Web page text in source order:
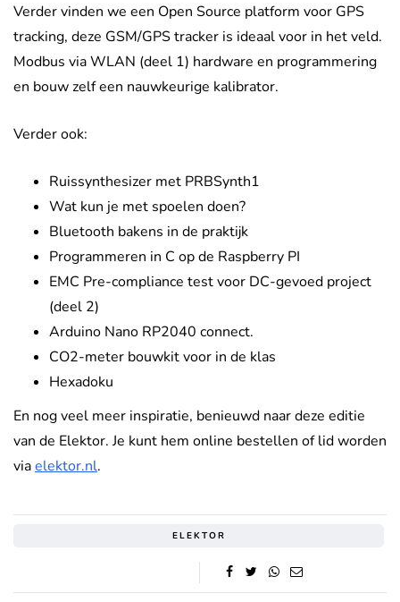
Verder vinden we een Open Source platform voor GPS
tracking, deze GSM/GPS tracker is ideaal voor in het veld.
Modbus via WLAN (deel 1) hardware en programmering
en bouw zelf een nauwkeurige kalibrator.
Verder ook:
Ruissynthesizer met PRBSynth1
Wat kun je met spoelen doen?
Bluetooth bakens in de praktijk
Programmeren in C op de Raspberry PI
EMC Pre-compliance test voor DC-gevoed project
(deel 2)
Arduino Nano RP2040 connect.
CO2-meter bouwkit voor in de klas
Hexadoku
En nog veel meer inspiratie, benieuwd naar deze editie
van de Elektor. Je kunt hem online bestellen of lid worden
viaelektor.nl.
ELEKTOR